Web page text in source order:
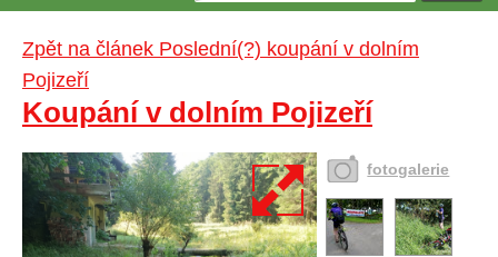
Zpět na článek Poslední(?) koupání v dolním
Pojizeří
Koupání v dolním Pojizeří
fotogalerie